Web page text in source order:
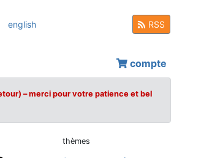
english RSS
compte
– merci pour votre patience et bel
thèmes